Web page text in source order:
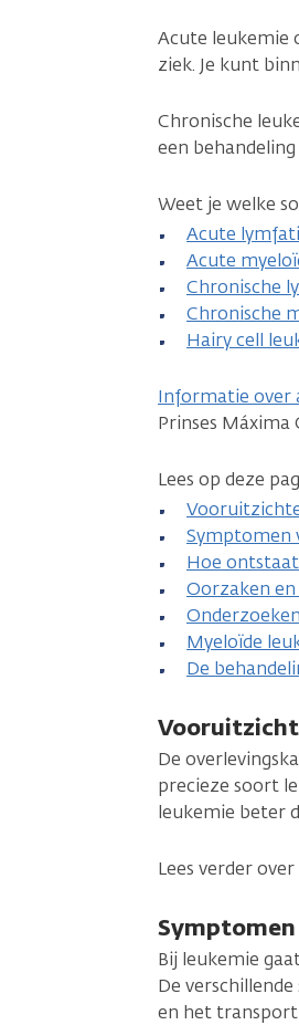
Acute leukemie
ziek. Je kunt
Chronische
een behandeling
Weet je welke
Acute
Acute
Chronische
Chronische
Hairy cell
Informatie over
Prinses Máxima
Lees op deze
Symptomen
Hoe
Oorzaken
Myeloïde
De
De
precieze soort
leukemie beter
Lees verder over
Bij leukemie
De
en het transport